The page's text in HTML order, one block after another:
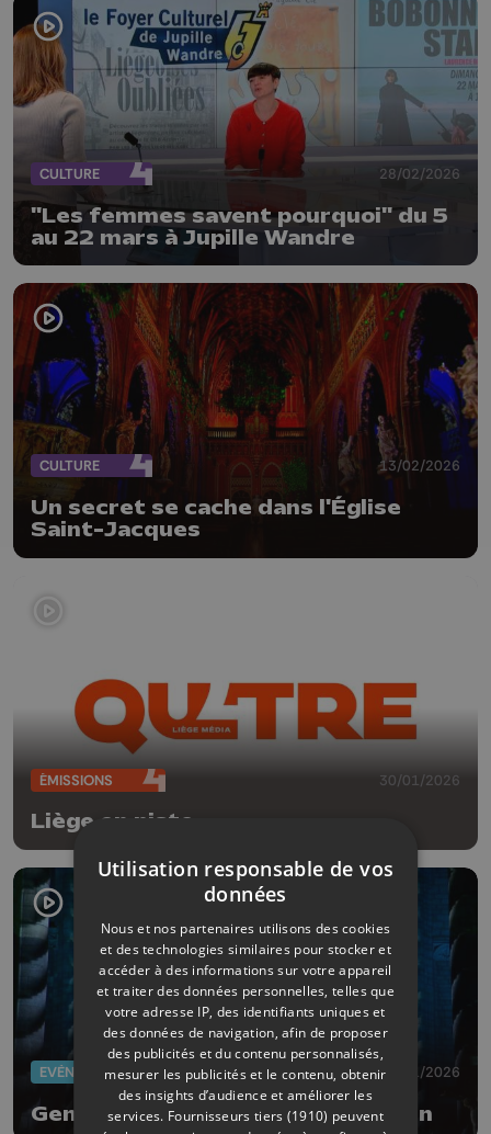
CULTURE 28/02/2026
"Les femmes savent pourquoi" du 5
au 22 mars à Jupille Wandre
CULTURE 13/02/2026
Un secret se cache dans l'Église
Saint-Jacques
ÉMISSIONS 30/01/2026
Liège en piste
EVÈNEMENTS 22/01/2026
Genesis à la basilique Saint-Martin
Utilisation responsable de vos
données
Nous et nos partenaires utilisons des cookies
et des technologies similaires pour stocker et
accéder à des informations sur votre appareil
et traiter des données personnelles, telles que
votre adresse IP, des identifiants uniques et
des données de navigation, afin de proposer
des publicités et du contenu personnalisés,
mesurer les publicités et le contenu, obtenir
des insights d’audience et améliorer les
services. Fournisseurs tiers (1910) peuvent